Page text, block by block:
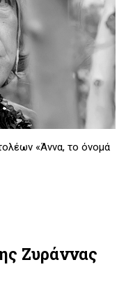
«Άννα, το όνομά
Ζυράννας